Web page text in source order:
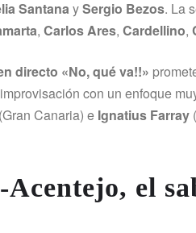
SantanaySergio Bezos. La
, Carlos Ares, Cardellino,
directo «No, qué va!!»
con un enfoque
(Gran Canaria) e Ignatius Farray
Acentejo, el